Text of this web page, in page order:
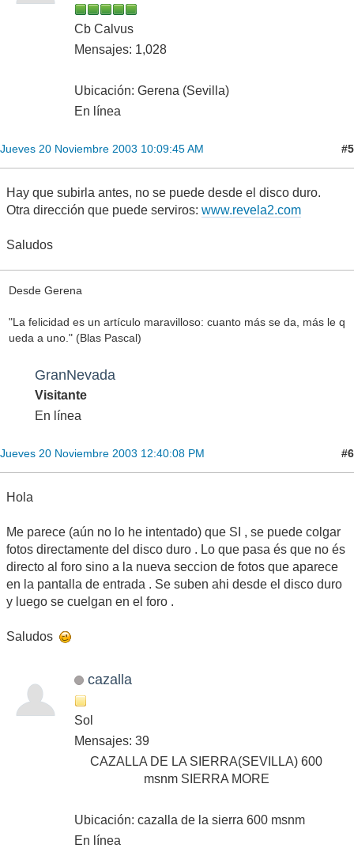
Cb Calvus
Mensajes: 1,028
Ubicación: Gerena (Sevilla)
En línea
Jueves 20 Noviembre 2003 10:09:45 AM #5
Hay que subirla antes, no se puede desde el disco duro.
Otra dirección que puede serviros: www.revela2.com
Saludos
Desde Gerena
"La felicidad es un artículo maravilloso: cuanto más se da, más le q
ueda a uno." (Blas Pascal)
GranNevada
Visitante
En línea
Jueves 20 Noviembre 2003 12:40:08 PM #6
Hola
Me parece (aún no lo he intentado) que SI , se puede colgar
fotos directamente del disco duro . Lo que pasa és que no és
directo al foro sino a la nueva seccion de fotos que aparece
en la pantalla de entrada . Se suben ahi desde el disco duro
y luego se cuelgan en el foro .
Saludos
cazalla
Sol
Mensajes: 39
CAZALLA DE LA SIERRA(SEVILLA) 600
msnm SIERRA MORE
Ubicación: cazalla de la sierra 600 msnm
En línea